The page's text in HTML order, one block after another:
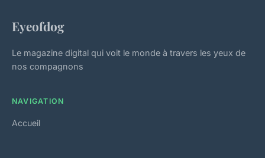
Eyeofdog
Le magazine digital qui voit le monde à travers les yeux de
nos compagnons
NAVIGATION
Accueil